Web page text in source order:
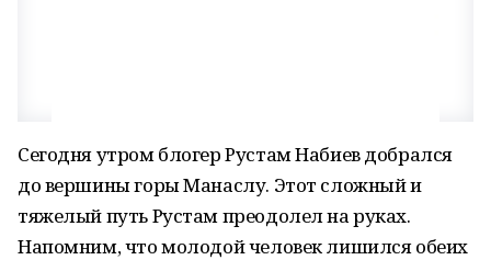
Сегодня утром блогер Рустам Набиев добрался
до вершины горы Манаслу. Этот сложный и
тяжелый путь Рустам преодолел на руках.
Напомним, что молодой человек лишился обеих